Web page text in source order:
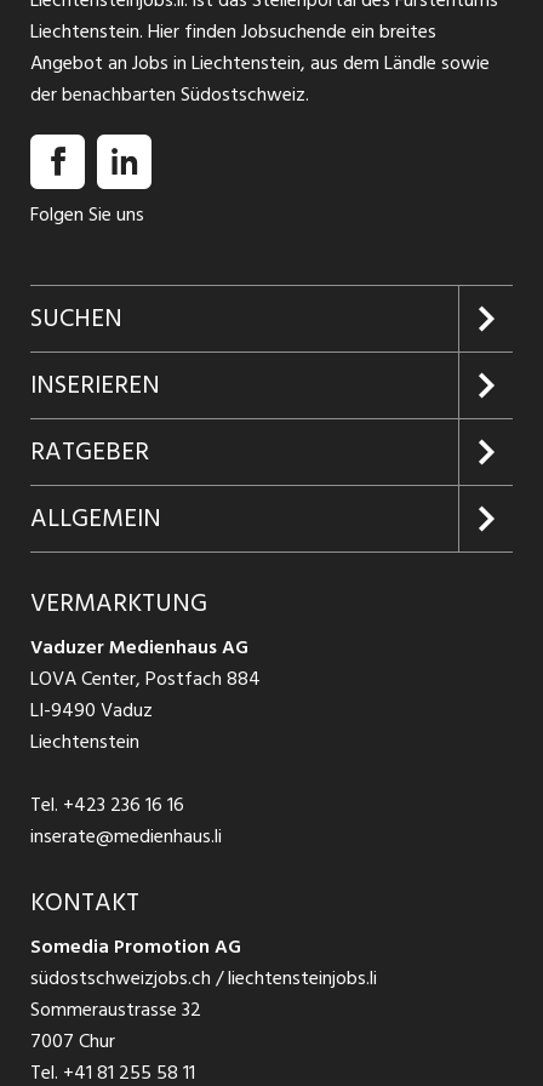
schlaffördernden Massnahmen. Bedürfnis- und
ressourcenorientierte Beratung liegen dir am Herzen,
sodass jeder Patient optimal betreut wird. Im Team
INSERAT ANSEHEN
Liechtenstein. Hier finden Jobsuchende ein breites
Angebot an Jobs in Liechtenstein, aus dem Ländle sowie
der benachbarten Südostschweiz.
Folgen Sie uns
SUCHEN
Jobs suchen
Jobabo
Firmen entdecken
Jobs in Graubünden
Jobs in St. Gallen
Jobs in Glarus
Jobs in der Südostschweiz
Temporär Jobs
Teilzeit Jobs
Praktikum
INSERIEREN
Kundenlogin
Inserieren
Produkte
Schnittstelle
RATGEBER
Glossar
Ratgeber Bewerbung / Rekrutierung
ALLGEMEIN
AGB
Datenschutzbestimmungen
Nutzungsbedingungen
Impressum
VERMARKTUNG
Vaduzer Medienhaus AG
LOVA Center, Postfach 884
LI-9490 Vaduz
Liechtenstein
Tel. +423 236 16 16
inserate@medienhaus.li
KONTAKT
Somedia Promotion AG
südostschweizjobs.ch / liechtensteinjobs.li
Sommeraustrasse 32
7007 Chur
Tel. +41 81 255 58 11